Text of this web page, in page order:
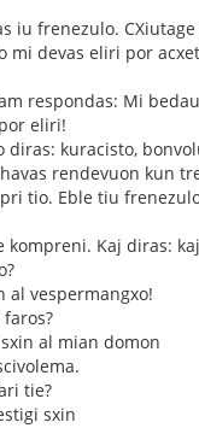
iu frenezulo.
mi devas eliri por
respondas: Mi
eliri!
diras: kuracisto,
rendevuon kun
tio. Eble tiu
kompreni. Kaj diras:
al vespermangxo!
al mian domon
tie?
sxin